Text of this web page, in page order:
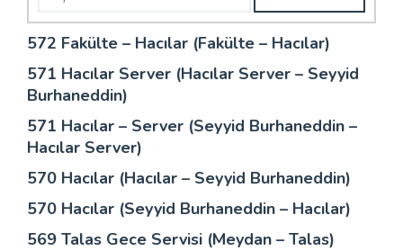
572 Fakülte – Hacılar (Fakülte – Hacılar)
571 Hacılar Server (Hacılar Server – Seyyid
Burhaneddin)
571 Hacılar – Server (Seyyid Burhaneddin –
Hacılar Server)
570 Hacılar (Hacılar – Seyyid Burhaneddin)
570 Hacılar (Seyyid Burhaneddin – Hacılar)
569 Talas Gece Servisi (Meydan – Talas)